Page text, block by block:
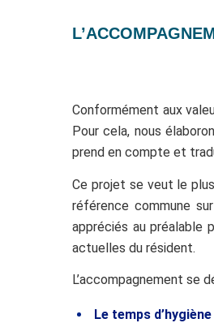
Conformément aux
Pour cela, nous
prend en compte et
Ce projet se veut le
référence commune
appréciés au préalable
actuelles du résident.
L’accompagnement se
Le temps